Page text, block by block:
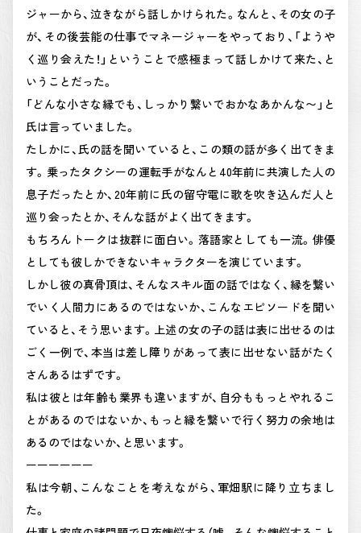
ジャーから、泣きながら話しかけられた。なんと、その女の子
が、その後芸能の仕事でマネージャーをやっており、「ようや
く巡り会えた！」ということで感極まって話しかけて来た、と
いうことだった。
「どんな小さな縁でも、しっかり繋いでおかなあかんな〜」と
氏は言っていました。
たしかに、氏の話を聞いていると、この類の話が多く出てきま
す。乗ったタクシーの運転手がなんと40年前に共演した人の
息子だったとか、20年前に氏の留守電に歌を吹き込んだ人と
巡り会ったとか、そんな話がよく出てきます。
もちろんトークは抜群に面白い。落語家としても一流。俳優
としても彼しかできないキャラクターを演じています。
しかし彼の真骨頂は、そんなスキル面の話ではなく、縁を繋い
でいく人間力にあるのではないか、こんなエピソードを聞い
ていると、そう思います。上述の女の子の話は表に出せるのは
ごく一例で、本当は差し障りがあって表に出せない話がたく
さんあるはずです。
私は彼とは年齢も業界も違いますが、自分ももっとやれるこ
とがあるのではないか、もっと縁を繋いで行く努力の余地は
あるのではないか、と思います。
ーーーーーー
私は今朝、こんなことを考えながら、軍畑駅に降り立ちまし
た。